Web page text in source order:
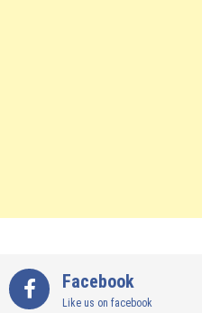
Facebook
Like us on facebook